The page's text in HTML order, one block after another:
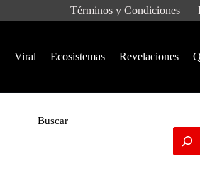
Términos y Condiciones
Viral Ecosistemas Revelaciones
Buscar